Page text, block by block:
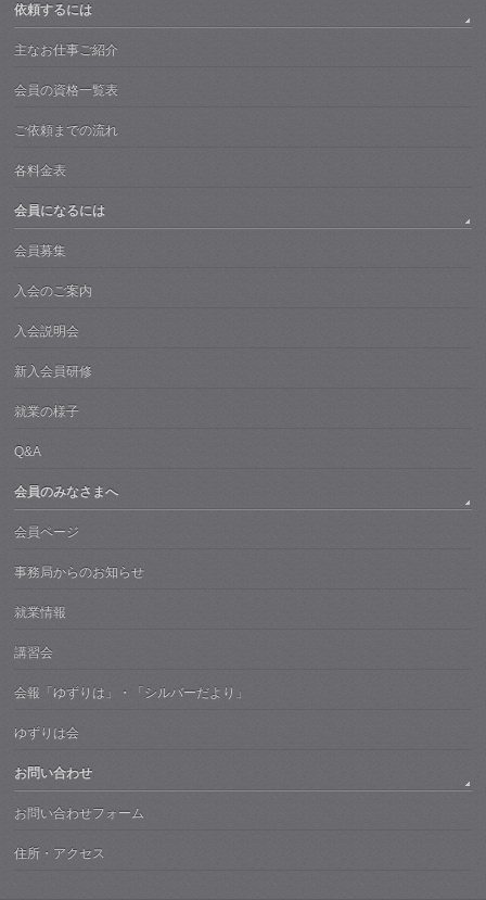
依頼するには
主なお仕事ご紹介
会員の資格一覧表
ご依頼までの流れ
各料金表
会員になるには
会員募集
入会のご案内
入会説明会
新入会員研修
就業の様子
Q&A
会員のみなさまへ
会員ページ
事務局からのお知らせ
就業情報
講習会
会報「ゆずりは」・「シルバーだより」
ゆずりは会
お問い合わせ
お問い合わせフォーム
住所・アクセス